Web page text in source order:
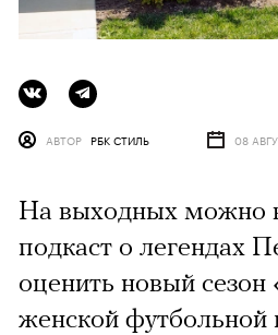
АВТОР РБК СТИЛЬ 08
На выходных можно
подкаст о легендах
оценить новый сезон
женской футбольной